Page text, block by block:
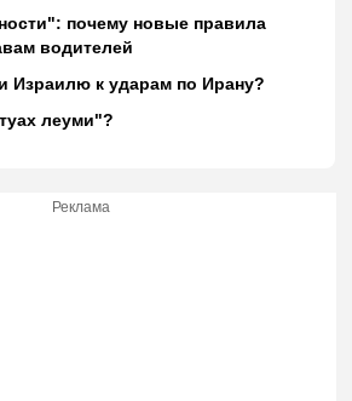
почему новые правила
водителей
Израилю к ударам по Ирану?
леуми"?
Реклама